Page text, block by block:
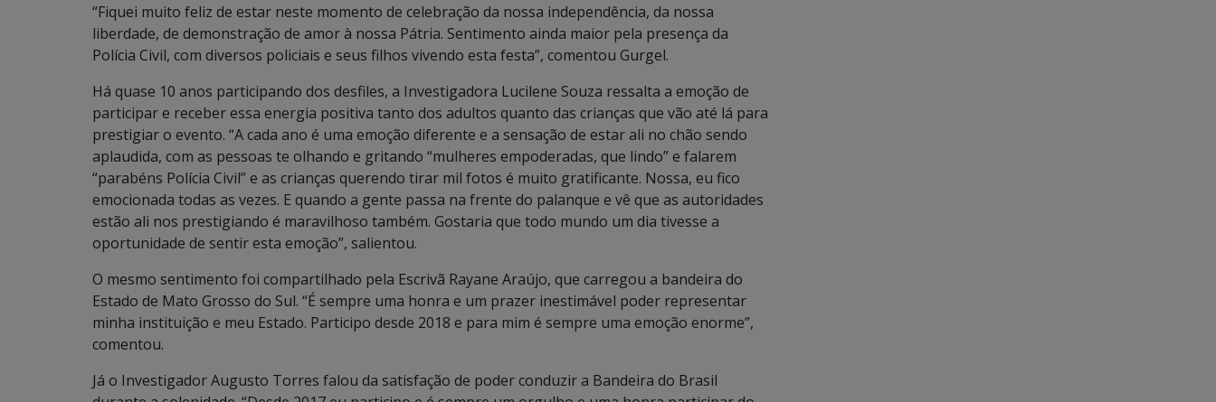
“Fiquei muito feliz de estar neste momento de celebração da nossa independência, da nossa
liberdade, de demonstração de amor à nossa Pátria. Sentimento ainda maior pela presença da
Polícia Civil, com diversos policiais e seus filhos vivendo esta festa”, comentou Gurgel.
Há quase 10 anos participando dos desfiles, a Investigadora Lucilene Souza ressalta a emoção de
participar e receber essa energia positiva tanto dos adultos quanto das crianças que vão até lá para
prestigiar o evento. “A cada ano é uma emoção diferente e a sensação de estar ali no chão sendo
aplaudida, com as pessoas te olhando e gritando “mulheres empoderadas, que lindo” e falarem
“parabéns Polícia Civil” e as crianças querendo tirar mil fotos é muito gratificante. Nossa, eu fico
emocionada todas as vezes. E quando a gente passa na frente do palanque e vê que as autoridades
estão ali nos prestigiando é maravilhoso também. Gostaria que todo mundo um dia tivesse a
oportunidade de sentir esta emoção”, salientou.
O mesmo sentimento foi compartilhado pela Escrivã Rayane Araújo, que carregou a bandeira do
Estado de Mato Grosso do Sul. “É sempre uma honra e um prazer inestimável poder representar
minha instituição e meu Estado. Participo desde 2018 e para mim é sempre uma emoção enorme”,
comentou.
Já o Investigador Augusto Torres falou da satisfação de poder conduzir a Bandeira do Brasil